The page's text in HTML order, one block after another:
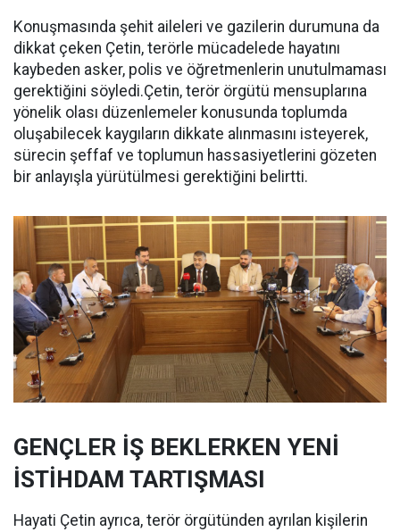
Konuşmasında şehit aileleri ve gazilerin durumuna da
dikkat çeken Çetin, terörle mücadelede hayatını
kaybeden asker, polis ve öğretmenlerin unutulmaması
gerektiğini söyledi.Çetin, terör örgütü mensuplarına
yönelik olası düzenlemeler konusunda toplumda
oluşabilecek kaygıların dikkate alınmasını isteyerek,
sürecin şeffaf ve toplumun hassasiyetlerini gözeten
bir anlayışla yürütülmesi gerektiğini belirtti.
GENÇLER İŞ BEKLERKEN YENİ
İSTİHDAM TARTIŞMASI
Hayati Çetin ayrıca, terör örgütünden ayrılan kişilerin